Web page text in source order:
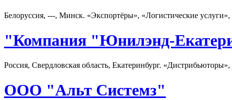
Белоруссия, ---, Минск. «Экспортёры», «Логистические
"Компания "Юнилэнд-
Россия, Свердловская область, Екатеринбург.
ООО "Альт Системз"